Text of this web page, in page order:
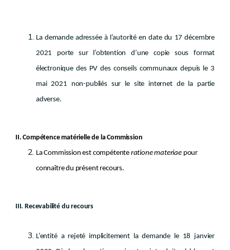
La demande adressée à l’autorité en date du 17 décembre
2021 porte sur l’obtention d’une copie sous format
électronique des PV des conseils communaux depuis le 3
mai 2021 non-publiés sur le site internet de la partie
adverse.
II. Compétence matérielle de la Commission
La Commission est compétente ratione materiaepour
connaître du présent recours.
III. Recevabilité du recours
L’entité a rejeté implicitement la demande le 18 janvier